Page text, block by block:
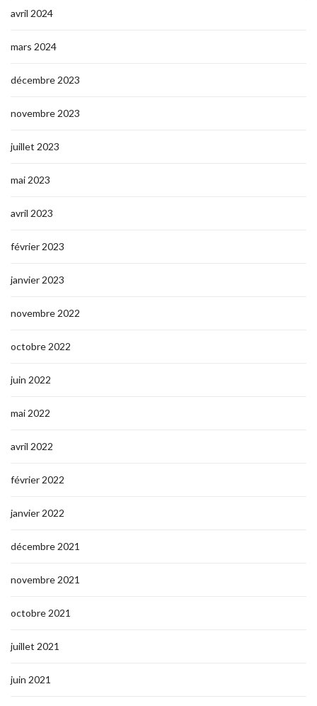
avril 2024
mars 2024
décembre 2023
novembre 2023
juillet 2023
mai 2023
avril 2023
février 2023
janvier 2023
novembre 2022
octobre 2022
juin 2022
mai 2022
avril 2022
février 2022
janvier 2022
décembre 2021
novembre 2021
octobre 2021
juillet 2021
juin 2021